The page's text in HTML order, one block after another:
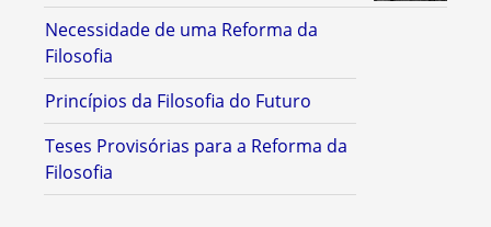
Necessidade de uma Reforma da
Filosofia
Princípios da Filosofia do Futuro
Teses Provisórias para a Reforma da
Filosofia